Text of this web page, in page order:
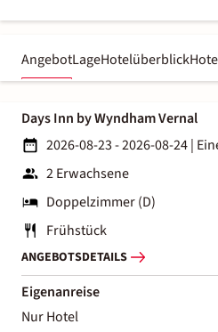
AngebotLageHotelüberblick
Days Inn by Wyndham Vernal
2026-08-23 - 2026-08-24|
2 Erwachsene
Doppelzimmer (D)
Frühstück
ANGEBOTSDETAILS
Eigenanreise
Nur Hotel